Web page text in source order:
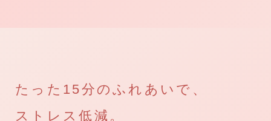
たった15分のふれあいで、
ストレス低減。